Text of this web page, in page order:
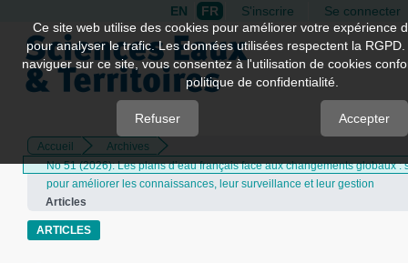
Quick
jump
page
Main
Navigation
Main
Content
Sidebar
EN FR S'inscrire Se connecter
Accueil
Archives
No 51 (2026): Les plans d’eau français face aux changements globaux :
pour améliorer les connaissances, leur surveillance et leur gestion
Articles
ARTICLES
Ce site web utilise des cookies pour améliorer votre expérience
pour analyser le trafic. Les données utilisées respectent la
naviguer sur ce site, vous consentez à l'utilisation de cookies
politique de confidentialité.
Refuser Accepter